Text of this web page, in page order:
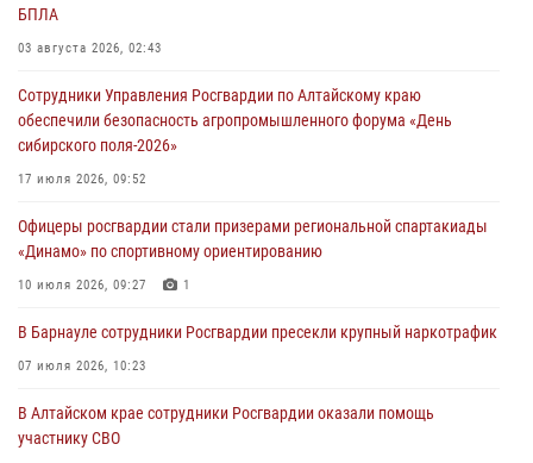
БПЛА
03 августа 2026, 02:43
Сотрудники Управления Росгвардии по Алтайскому краю
обеспечили безопасность агропромышленного форума «День
сибирского поля-2026»
17 июля 2026, 09:52
Офицеры росгвардии стали призерами региональной спартакиады
«Динамо» по спортивному ориентированию
10 июля 2026, 09:27 1
В Барнауле сотрудники Росгвардии пресекли крупный наркотрафик
07 июля 2026, 10:23
В Алтайском крае сотрудники Росгвардии оказали помощь
участнику СВО